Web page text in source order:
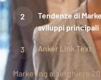
Marketing alberghiero
Tendenze di
sviluppi principali
Anker Link Text